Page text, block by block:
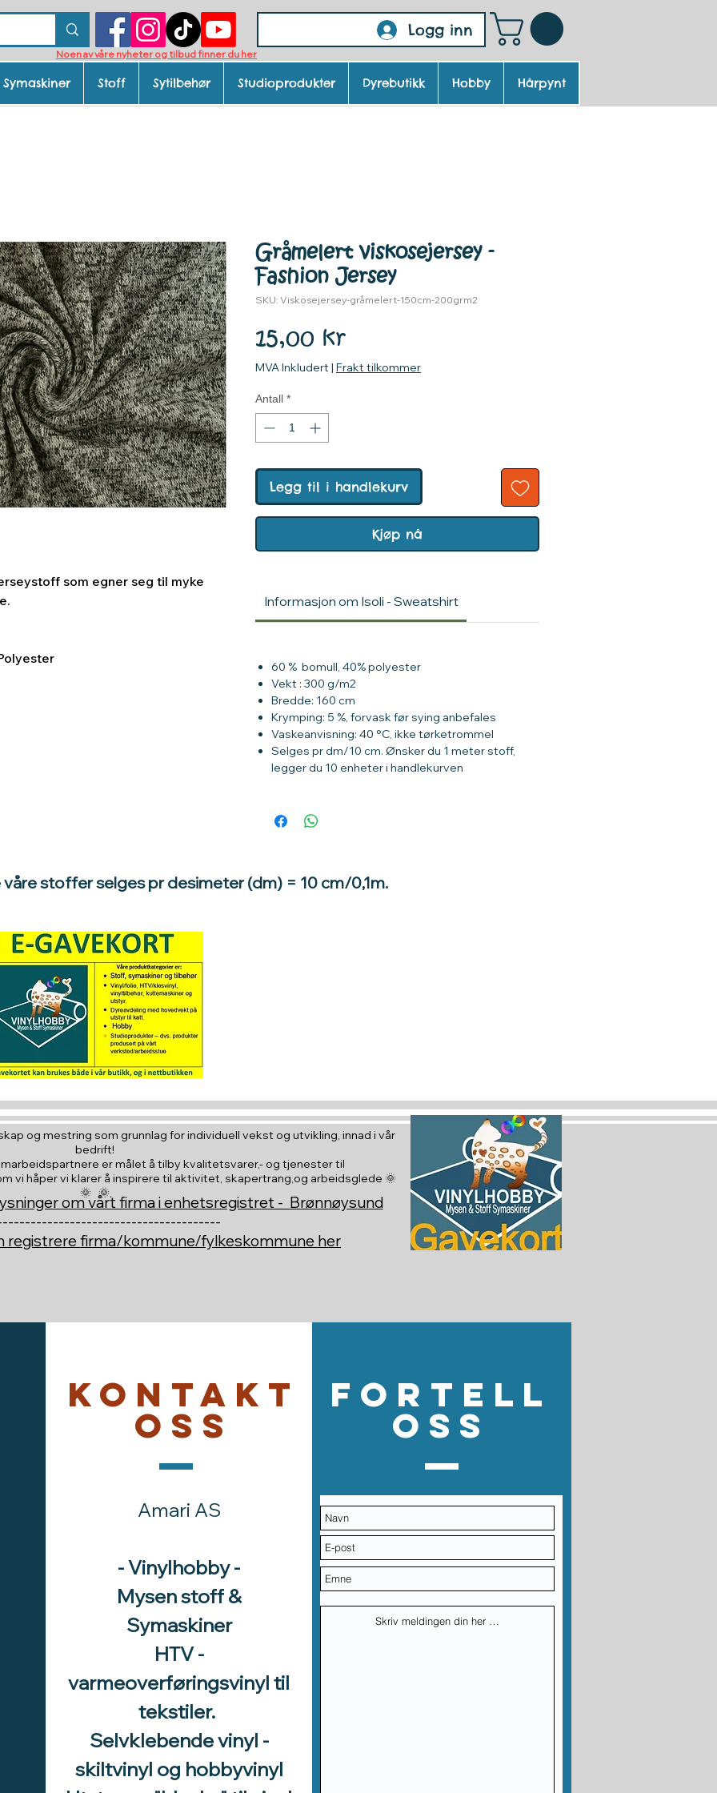
Logg inn
Noen av våre nyheter og tilbud finner du her
som egner seg til myke
Gråmelert viskosejersey -
Fashion Jersey
SKU: Viskosejersey-gråmelert-150cm-200grm2
15,00 krPris
MVA Inkludert | Frakt tilkommer
Antall *
Legg til i handlekurv
Kjøp nå
Informasjon om Isoli - Sweatshirt
60 % bomull, 40% polyester
Vekt : 300 g/m2
Bredde: 160 cm
Krymping: 5 %, forvask før sying anbefales
Vaskeanvisning: 40 °C, ikke tørketrommel
Selges pr dm/10 cm. Ønsker du 1 meter stoff,
legger du 10 enheter i handlekurven
våre stoffer selges pr desimeter (dm) = 10 cm/0,1m.
Symaskiner Stoff Sytilbehør Studioprodukter Dyrebutikk Hobby Hårpynt
og mestring som grunnlag for individuell vekst og utvikling, innad i vår
bedrift!
er målet å tilby kvalitetsvarer,- og tjenester til
vi håper vi klarer å inspirere til aktivitet, skapertrang,og arbeidsglede 🌞
🌞 🌞,
om vårt firma i enhetsregistret - Brønnøysund
registrere firma/kommune/fylkeskommune her
Kontakt
oss
Amari AS
- Vinylhobby -
Mysen stoff &
Symaskiner
HTV -
varmeoverføringsvinyl til
tekstiler.
Selvklebende vinyl -
skiltvinyl og hobbyvinyl
Fortell
oss